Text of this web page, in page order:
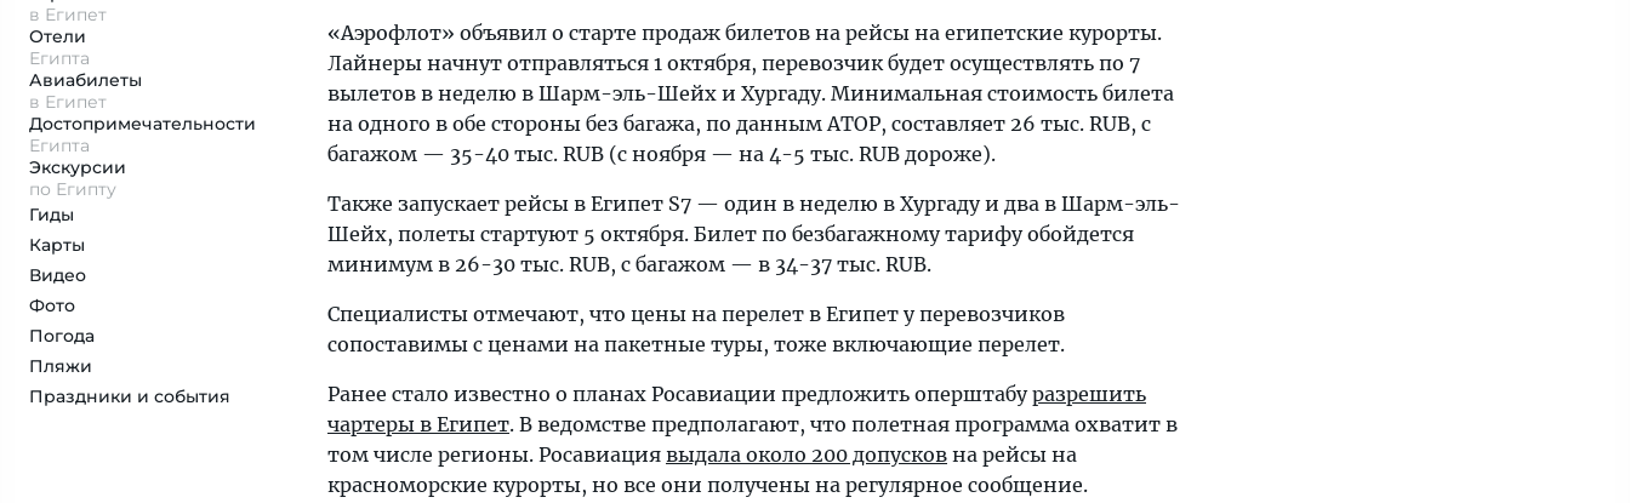
в Египет
Отели
Египта
Авиабилеты
в Египет
Достопримеча­тельности
Египта
Экскурсии
по Египту
Гиды
Карты
Видео
Фото
Погода
Пляжи
Праздники и события
«Аэрофлот» объявил о старте продаж билетов на рейсы на египетские курорты.
Лайнеры начнут отправляться 1 октября, перевозчик будет осуществлять по 7
вылетов в неделю в Шарм-эль-Шейх и Хургаду. Минимальная стоимость билета
на одного в обе стороны без багажа, по данным АТОР, составляет 26 тыс. RUB, с
багажом — 35-40 тыс. RUB (с ноября — на 4-5 тыс. RUB дороже).
Также запускает рейсы в Египет S7 — один в неделю в Хургаду и два в Шарм-эль-
Шейх, полеты стартуют 5 октября. Билет по безбагажному тарифу обойдется
минимум в 26-30 тыс. RUB, с багажом — в 34-37 тыс. RUB.
Специалисты отмечают, что цены на перелет в Египет у перевозчиков
сопоставимы с ценами на пакетные туры, тоже включающие перелет.
Ранее стало известно о планах Росавиации предложить оперштабуразрешить
чартеры в Египет. В ведомстве предполагают, что полетная программа охватит в
том числе регионы. Росавиация выдала около 200 допусков на рейсы на
красноморские курорты, но все они получены на регулярное сообщение.